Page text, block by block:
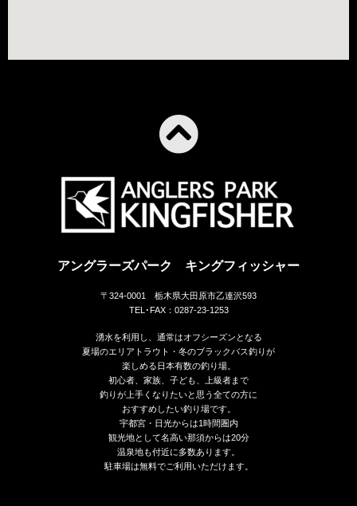
アングラーズパーク キングフィッシャー
〒324-0001 栃木県大田原市乙連沢593
TEL･FAX：0287-23-1253
湧水を利用し、通常はオフシーズンとなる
夏場のエリアトラウト・冬のブラックバス釣りが
楽しめる日本有数の釣り場。
初心者、家族、子ども、上級者まで
釣りが上手くなりたいと思う全ての方に
おすすめしたい釣り場です。
宇都宮・日光からは1時間圏内
観光地として名高い那須からは20分
温泉地も付近に多数あります。
駐車場は無料でご利用いただけます。